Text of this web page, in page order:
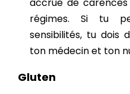
régimes. Si tu
sensibilités, tu dois
ton médecin et ton
Gluten